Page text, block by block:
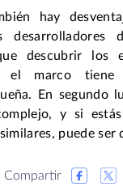
hay
desarrolladores
descubrir los
el marco tiene
En segundo
y si
puede ser
Compartir